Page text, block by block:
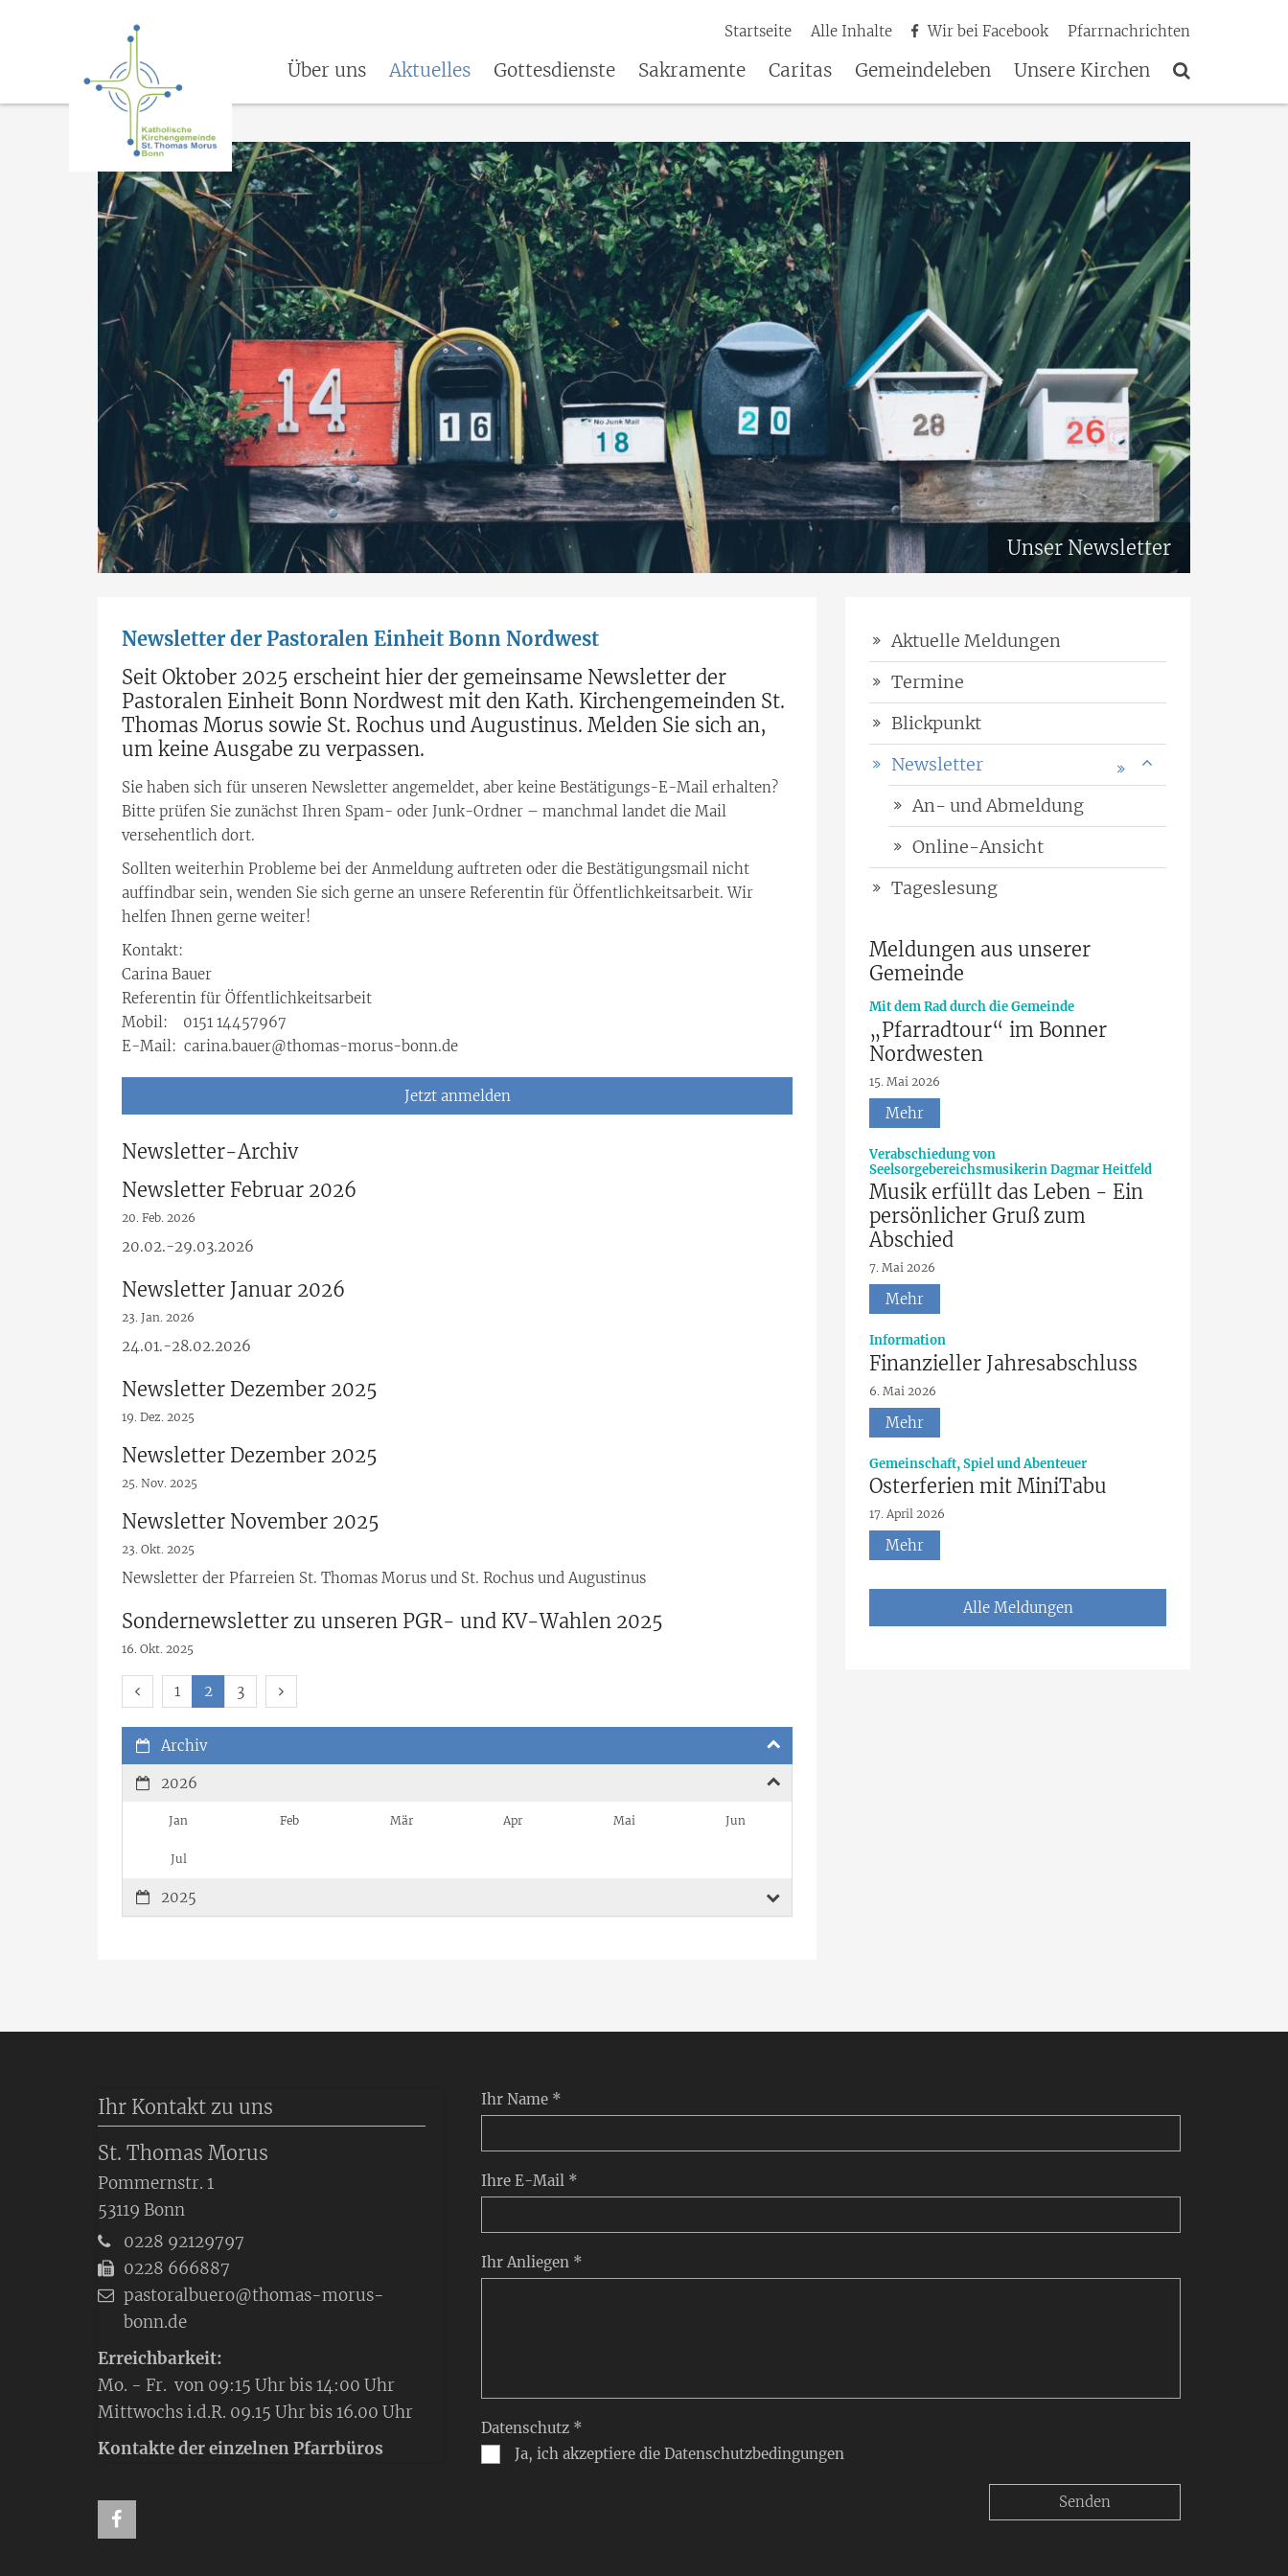
Startseite Alle Inhalte Wir bei Facebook Pfarrnachrichten
Über uns Aktuelles Gottesdienste Sakramente Caritas Gemeindeleben Unsere Kirchen
Unser Newsletter
Newsletter der Pastoralen Einheit Bonn Nordwest
Seit Oktober 2025 erscheint hier der gemeinsame Newsletter der
Pastoralen Einheit Bonn Nordwest mit den Kath. Kirchengemeinden St.
Thomas Morus sowie St. Rochus und Augustinus. Melden Sie sich an,
um keine Ausgabe zu verpassen.
Sie haben sich für unseren Newsletter angemeldet, aber keine Bestätigungs-E-Mail erhalten?
Bitte prüfen Sie zunächst Ihren Spam- oder Junk-Ordner – manchmal landet die Mail
versehentlich dort.
Sollten weiterhin Probleme bei der Anmeldung auftreten oder die Bestätigungsmail nicht
auffindbar sein, wenden Sie sich gerne an unsere Referentin für Öffentlichkeitsarbeit. Wir
helfen Ihnen gerne weiter!
Kontakt:
Carina Bauer
Referentin für Öffentlichkeitsarbeit
Mobil: 0151 14457967
E-Mail: carina.bauer@thomas-morus-bonn.de
Jetzt anmelden
Newsletter-Archiv
Newsletter Februar 2026
20. Feb. 2026
20.02.-29.03.2026
Newsletter Januar 2026
23. Jan. 2026
24.01.-28.02.2026
Newsletter Dezember 2025
19. Dez. 2025
Newsletter Dezember 2025
25. Nov. 2025
Newsletter November 2025
23. Okt. 2025
Newsletter der Pfarreien St. Thomas Morus und St. Rochus und Augustinus
Sondernewsletter zu unseren PGR- und KV-Wahlen 2025
16. Okt. 2025
Vorherige Seite
1 2 3 Nächste Seite
Archiv
2026
Jan Feb Mär Apr Mai Jun
Jul
2025
Aktuelle Meldungen
Termine
Blickpunkt
Newsletter
An- und Abmeldung
Online-Ansicht
Tageslesung
Meldungen aus unserer
Gemeinde
Mit dem Rad durch die Gemeinde:
„Pfarradtour“ im Bonner
Nordwesten
15. Mai 2026
Mehr
Verabschiedung von
Seelsorgebereichsmusikerin Dagmar Heitfeld
Musik erfüllt das Leben - Ein
persönlicher Gruß zum
Abschied
7. Mai 2026
Mehr
Information
Finanzieller Jahresabschluss
6. Mai 2026
Mehr
Gemeinschaft, Spiel und Abenteuer:
Osterferien mit MiniTabu
17. April 2026
Mehr
Alle Meldungen
Ihr Name *
Ihre E-Mail *
Ihr Anliegen *
Datenschutz *
Ja, ich akzeptiere die Datenschutzbedingungen
Ihr Kontakt zu uns
St. Thomas Morus
Pommernstr. 1
53119 Bonn
0228 92129797
0228 666887
pastoralbuero@thomas-morus-
bonn.de
Erreichbarkeit:
Mo. - Fr. von 09:15 Uhr bis 14:00 Uhr
Mittwochs i.d.R. 09.15 Uhr bis 16.00 Uhr
Kontakte der einzelnen Pfarrbüros